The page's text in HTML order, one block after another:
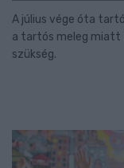
A július vége óta
a tartós meleg miatt
szükség.